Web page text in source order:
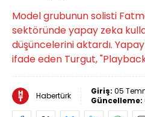
Model grubunun solisti
sektöründe yapay zeka
düşüncelerini aktardı.
ifade eden Turgut,
Habertürk Giriş: 05
Güncelleme: